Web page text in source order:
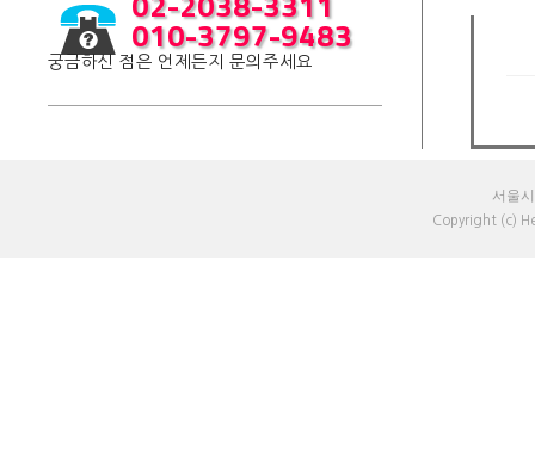
010-3797-9483
궁금하신 점은 언제든지 문의주세요
서울
Copyright (c)